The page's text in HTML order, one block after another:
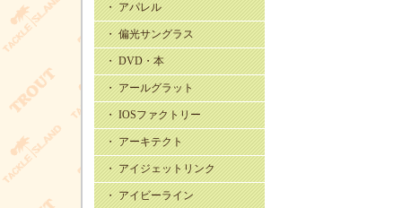
・ アパレル
・ 偏光サングラス
・ DVD・本
・ アールグラット
・ IOSファクトリー
・ アーキテクト
・ アイジェットリンク
・ アイビーライン